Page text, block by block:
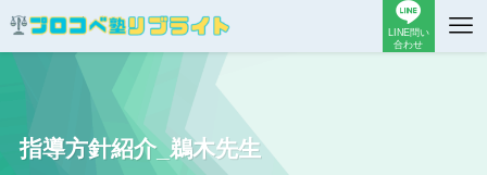
LINE問い
合わせ
指導方針紹介_鵜木先生